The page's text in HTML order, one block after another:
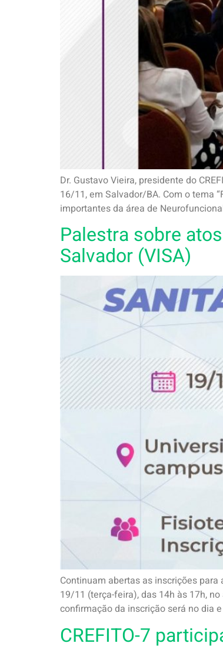
Dr. Gustavo Vieira, presidente do
16/11, em Salvador/BA. Com o tema
importantes da área de
Palestra sobre
Salvador (VISA)
Continuam abertas as inscrições para
19/11 (terça-feira), das 14h às 17h,
confirmação da inscrição será no dia
CREFITO-7